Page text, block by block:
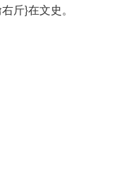
斤}在文史。